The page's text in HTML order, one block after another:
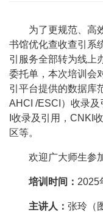
为了更规范、高
书馆优化查收查引系
引服务全部转为线上
委托单，本次培训会
引平台提供的数据库
AHCI /ESCI）收录
I收录及引用，CNKI
区等。
欢迎广大师生参
培训时间： 2025
主讲人： 张玲（